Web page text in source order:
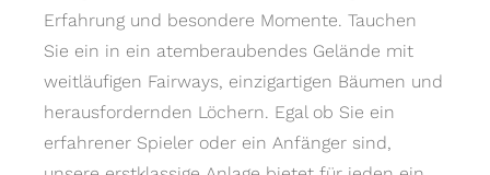
Erfahrung und besondere Momente. Tauchen
Sie ein in ein atemberaubendes Gelände mit
weitläufigen Fairways, einzigartigen Bäumen und
herausfordernden Löchern. Egal ob Sie ein
erfahrener Spieler oder ein Anfänger sind,